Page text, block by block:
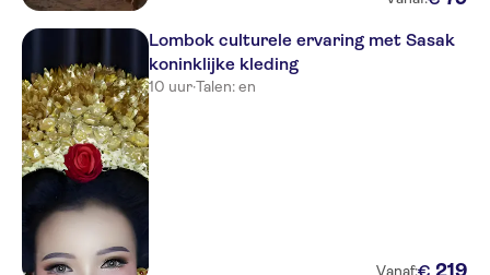
Lombok culturele ervaring met Sasak
koninklijke kleding
10 uur·Talen: en
Vanaf: 219